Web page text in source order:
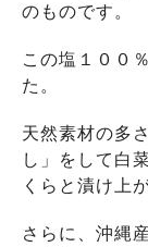
のものです。
この塩１００
た。
天然素材の多
し」をして白
くらと漬け上
さらに、沖縄